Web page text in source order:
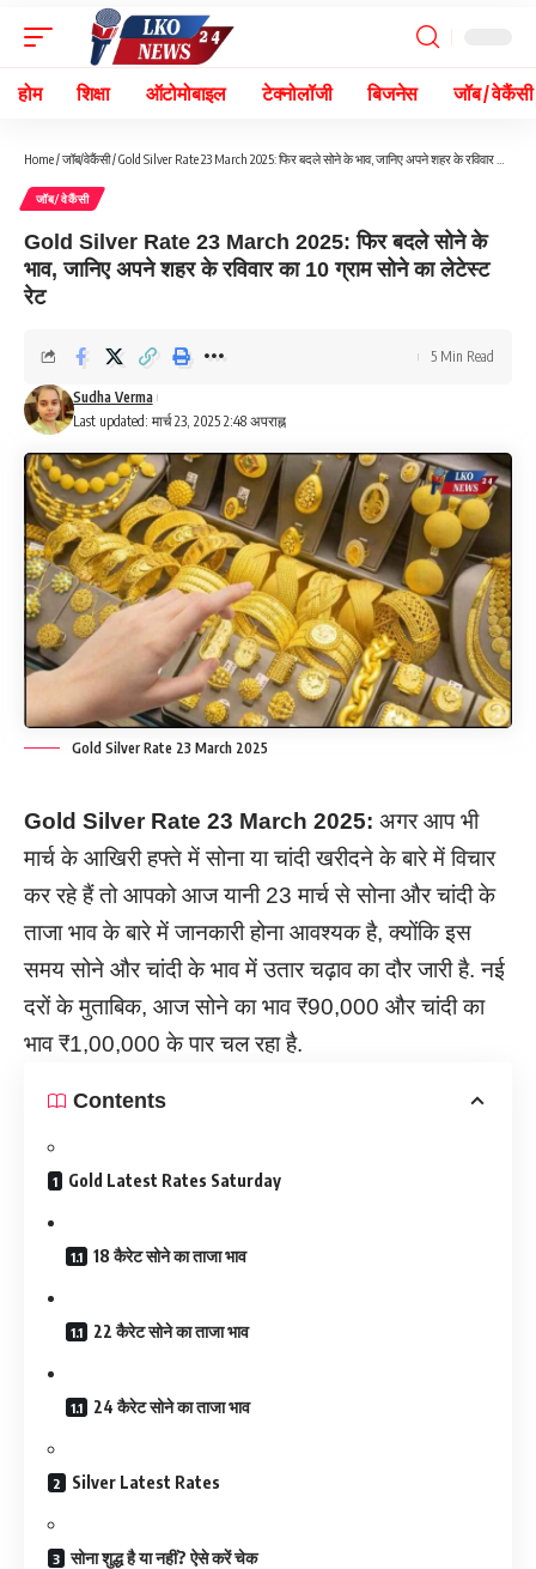
होम शिक्षा ऑटोमोबाइल टेक्नोलॉजी बिजनेस जॉब / वेकैंसी
Home/जॉब/वेकैंसी/Gold Silver Rate 23 March 2025: फिर बदले सोने के भाव, जानिए अपने शहर के रविवार का 10 ग्राम सोने का लेटेस्ट रेट
जॉब/वेकैंसी
Gold Silver Rate 23 March 2025: फिर बदले सोने के
भाव, जानिए अपने शहर के रविवार का 10 ग्राम सोने का लेटेस्ट
रेट
Last updated: मार्च 23, 2025 2:48 अपराह्न
Sudha Verma
5 Min Read
Gold Silver Rate 23 March 2025
Gold Silver Rate 23 March 2025: अगर आप भी
मार्च के आखिरी हफ्ते में सोना या चांदी खरीदने के बारे में विचार
कर रहे हैं तो आपको आज यानी 23 मार्च से सोना और चांदी के
ताजा भाव के बारे में जानकारी होना आवश्यक है, क्योंकि इस
समय सोने और चांदी के भाव में उतार चढ़ाव का दौर जारी है. नई
दरों के मुताबिक, आज सोने का भाव ₹90,000 और चांदी का
भाव ₹1,00,000 के पार चल रहा है.
Contents
Gold Latest Rates Saturday
18 कैरेट सोने का ताजा भाव
22 कैरेट सोने का ताजा भाव
24 कैरेट सोने का ताजा भाव
Silver Latest Rates
सोना शुद्ध है या नहीं? ऐसे करें चेक